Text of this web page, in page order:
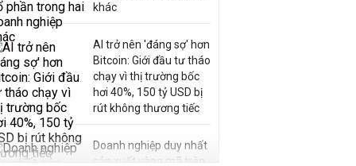
khác
AI trở nên 'đáng sợ' hơn
Bitcoin: Giới đầu tư tháo
chạy vì thị trường bốc
hơi 40%, 150 tỷ USD bị
rút không thương tiếc
Doanh nghiệp duy nhất
sản xuất vàng mã trên